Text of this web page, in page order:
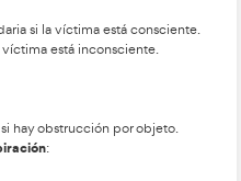
a la víctima para evitar añadir
recogidas en las
Algunos puntos a